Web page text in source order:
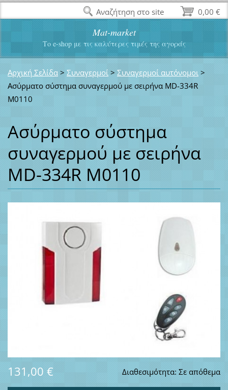
Mat-market
Το e-shop με τις καλύτερες τιμές της αγοράς
Αρχική Σελίδα > Συναγερμοί > Συναγερμοί αυτόνομοι >
Ασύρματο σύστημα συναγερμού με σειρήνα MD-334R
M0110
Ασύρματο σύστημα
συναγερμού με σειρήνα
MD-334R M0110
Διαθεσιμότητα: Σε απόθεμα
131,00 €
0,00 €
Αναζήτηση στο site